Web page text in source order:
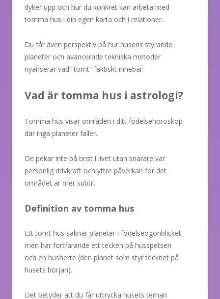
dyker upp och hur du konkret kan arbeta med
tomma hus i din egen karta och i relationer.
Du får även perspektiv på hur husens styrande
planeter och avancerade tekniska metoder
nyanserar vad ”tomt” faktiskt innebär.
Vad är tomma hus i astrologi?
Tomma hus visar områden i ditt födelsehoroskop
där inga planeter faller.
De pekar inte på brist i livet utan snarare var
personlig drivkraft och yttre påverkan för det
området är mer subtil.
Definition av tomma hus
Ett tomt hus saknar planeter i födelseögonblicket
men har fortfarande ett tecken på husspetsen
och en husherre (den planet som styr tecknet på
husets början).
Det betyder att du får uttrycka husets teman